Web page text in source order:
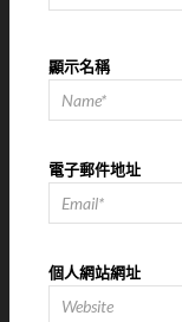
顯示名稱
電子郵件地址
個人網站網址